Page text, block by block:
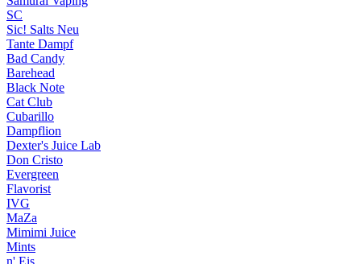
SC
Sic! Salts Neu
Tante Dampf
Bad Candy
Barehead
Black Note
Cat Club
Cubarillo
Dampflion
Dexter's Juice Lab
Don Cristo
Evergreen
Flavorist
IVG
MaZa
Mimimi Juice
Mints
n' Eis